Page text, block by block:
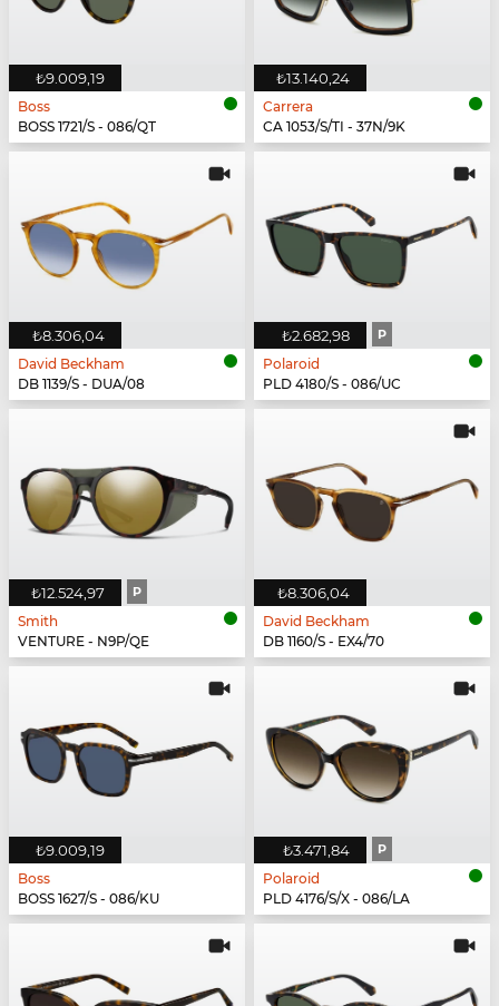
₺9.009,19
Boss
BOSS 1721/S - 086/QT
₺13.140,24
Carrera
CA 1053/S/TI - 37N/9K
₺8.306,04
David Beckham
DB 1139/S - DUA/08
₺2.682,98 P
Polaroid
PLD 4180/S - 086/UC
₺12.524,97 P
Smith
VENTURE - N9P/QE
₺8.306,04
David Beckham
DB 1160/S - EX4/70
₺9.009,19
Boss
BOSS 1627/S - 086/KU
₺3.471,84 P
Polaroid
PLD 4176/S/X - 086/LA